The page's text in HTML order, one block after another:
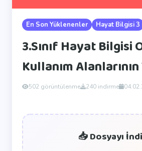
En Son Yüklenenler Hayat Bilgisi 3
3.Sınıf Hayat Bilgisi
Kullanım
502 görüntülenme 240 indirme
📥 Dosyayı